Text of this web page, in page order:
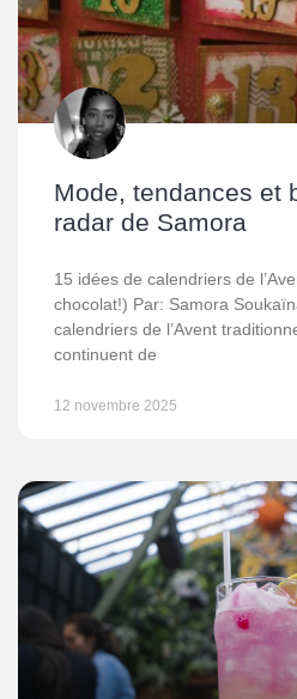
Mode, tendances et
radar de Samora
15 idées de calendriers de
chocolat!) Par: Samora
calendriers de l’Avent
continuent de
12 novembre 2025